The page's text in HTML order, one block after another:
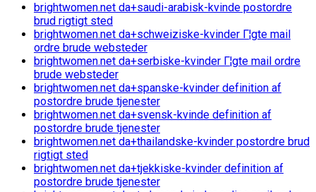
brightwomen.net da+saudi-arabisk-kvinde postordre
brud rigtigt sted
brightwomen.net da+schweiziske-kvinder Г¦gte mail
ordre brude websteder
brightwomen.net da+serbiske-kvinder Г¦gte mail ordre
brude websteder
brightwomen.net da+spanske-kvinder definition af
postordre brude tjenester
brightwomen.net da+svensk-kvinde definition af
postordre brude tjenester
brightwomen.net da+thailandske-kvinder postordre brud
rigtigt sted
brightwomen.net da+tjekkiske-kvinder definition af
postordre brude tjenester